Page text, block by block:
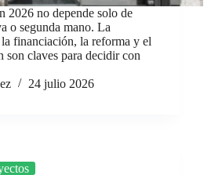
2026 no depende solo de
o segunda mano. La
financiación, la reforma y el
son claves para decidir con
24 julio 2026